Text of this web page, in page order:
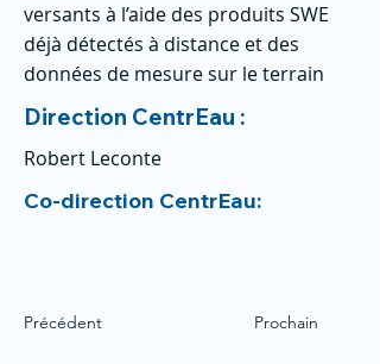
versants à l’aide des produits SWE
déjà détectés à distance et des
données de mesure sur le terrain
Direction CentrEau :
Robert Leconte
Co-direction CentrEau:
Précédent Prochain